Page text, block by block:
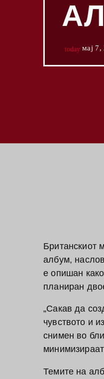
today мај 7,
Британскиот
албум,
е опишан
планиран
„Сакав да
чувството и
снимен во
Темите на